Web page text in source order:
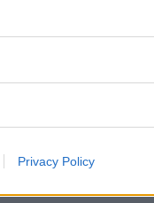
Privacy Policy
κατά 40% για
για τα
κινήσεις